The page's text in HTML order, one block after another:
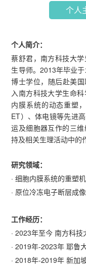
个人
个人简介：
蔡舒君，南方科技大
生导师。2013年毕业
博士学位，随后赴美
入南方科技大学生命
内膜系统的动态重塑
ET）、体电镜等先进
运及细胞器互作的三
持及相关生理活动中的
研究领域：
· 细胞内膜系统的重塑机
· 原位冷冻电子断层成像
工作经历：
· 2023年至今 南方科
· 2019年-2023年 耶鲁
· 2018年-2019年 新加